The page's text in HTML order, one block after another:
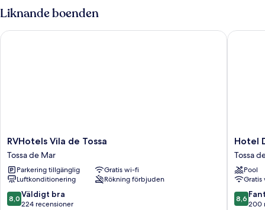
terrass
Liknande boenden
RVHotels
Vila
de
Tossa
Tossa
de
Mar
RVHotels Vila de Tossa
Tossa de Mar
Parkering tillgänglig
Gratis wi-fi
Luftkonditionering
Rökning förbjuden
8.0
av
8,0 Väldigt bra
224 recensioner
RVHotels Vila de Tossa
Hotel
Don
Juan
Tossa
Tossa
de
Mar
Hotel
Tossa
Pool
8.6
av
8,6
200
Hotel